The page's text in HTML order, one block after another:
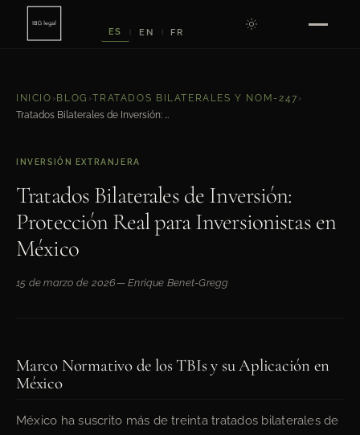
ES EN FR
INICIO › BLOG ›TRATADOS BILATERALES Y NOM-247 ›
Tratados Bilaterales de Inversión: Protección Real para Inversionistas en México
INVERSIÓN EXTRANJERA
Tratados Bilaterales de Inversión:
Protección Real para Inversionistas en
México
15 de marzo de 2026— Enrique Benet-Gregg
Marco Normativo de los TBIs y su Aplicación en
México
México ha suscrito más de treinta tratados bilaterales de